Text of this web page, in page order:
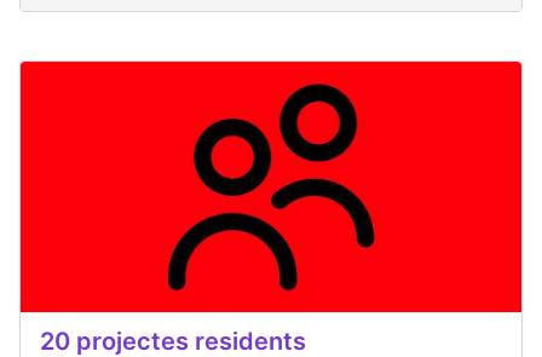
20 projectes residents